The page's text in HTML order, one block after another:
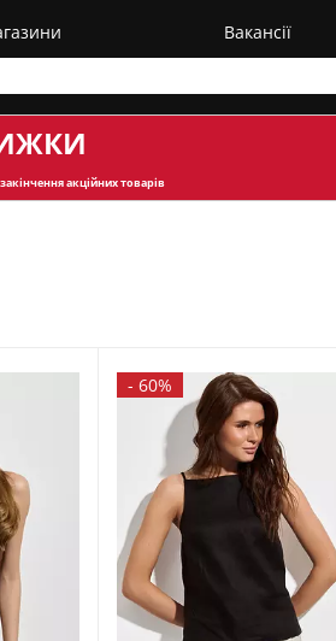
Вакансії
акційних товарів
- 60%